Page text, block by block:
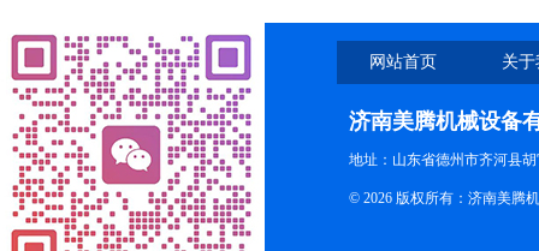
网站首页 关
济南美腾机械设备
地址：山东省德州市齐河县
© 2026 版权所有：济南美腾